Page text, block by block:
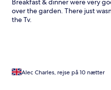
Breakfast & dinner were very
over the garden. There just
the Tv.
Alec Charles, rejse på 10 nætter